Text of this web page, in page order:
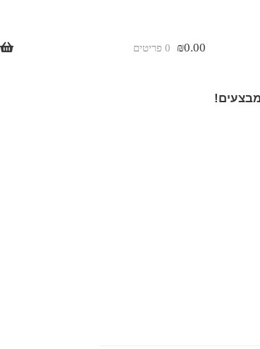
₪0.00 0 פריטים